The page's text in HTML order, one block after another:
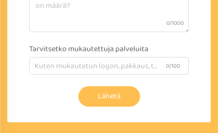
0/1000
Tarvitsetko mukautettuja palveluita
0/100
Lähetä